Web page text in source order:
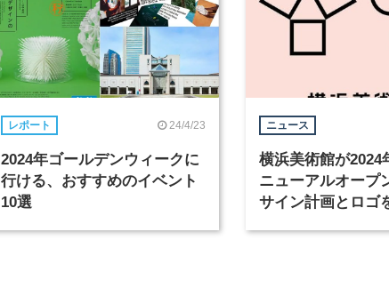
レポート 24/4/23
2024年ゴールデンウィークに
行ける、おすすめのイベント
10選
ニュース
横浜美術館が2024
ニューアルオープ
サイン計画とロゴ